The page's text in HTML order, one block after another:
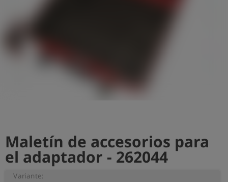
shield
Maletín de accesorios para
el adaptador - 262044
Variante: